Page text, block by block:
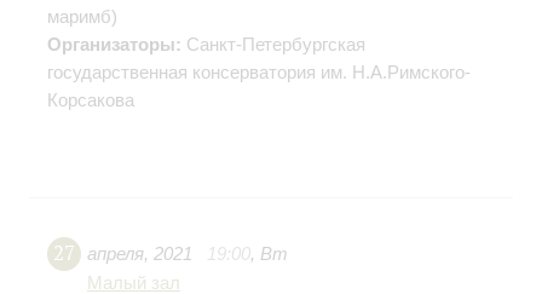
маримб)
Организаторы: Санкт-Петербургская
государственная консерватория им. Н.А.Римского-
Корсакова
27 апреля, 2021 19:00, Вт
Малый зал